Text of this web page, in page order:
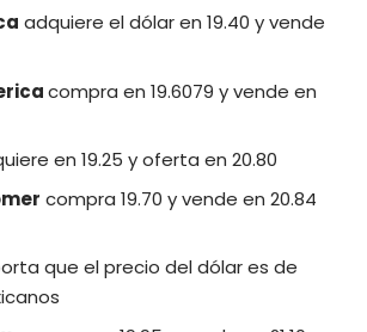
adquiere el dólar en 19.40 y vende
compra en 19.6079 y vende en
en 19.25 y oferta en 20.80
compra 19.70 y vende en 20.84
que el precio del dólar es de